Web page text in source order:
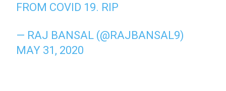
FROM COVID 19. RIP
— RAJ BANSAL (@RAJBANSAL9)
MAY 31, 2020